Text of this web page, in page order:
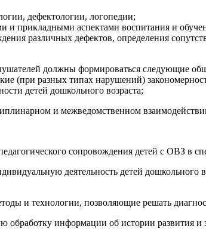
дефектологии, логопедии;
и прикладными аспектами воспитания и
различных дефектов, определения
должны формироваться следующие
(при разных типах нарушений)
детей дошкольного возраста;
и межведомственном
сопровождения детей с ОВЗ в
деятельность детей
и технологии, позволяющие решать
обработку информации об истории развития